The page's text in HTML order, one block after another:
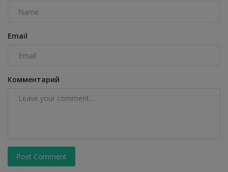
Email
Комментарий
Post Comment